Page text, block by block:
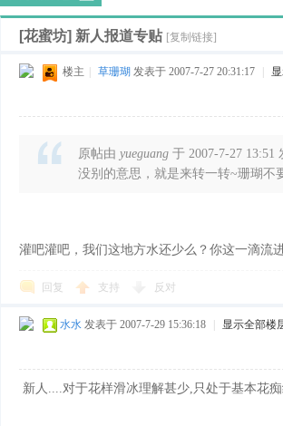
› › ›
[花蜜坊] 新人报道专贴 [复制链接]
楼主 草珊瑚 发表于 2007-7-27 20:31:17
原帖由 yueguang 于 2007-7-27 13:51
没别的意思，就是来转一转~珊瑚不
灌吧灌吧，我们这地方水还少么？你这一滴流
回复 支持 反对
水水 发表于 2007-7-29 15:36:18 显示全部楼
新人....对于花样滑冰理解甚少,只处于基本花